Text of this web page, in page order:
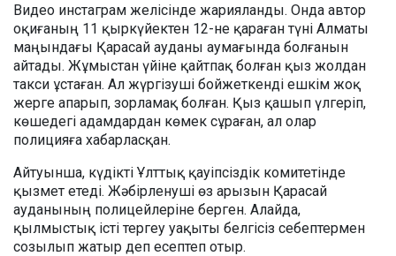
Видео инстаграм желісінде жарияланды. Онда автор
оқиғаның 11 қыркүйектен 12-не қараған түні Алматы
маңындағы Қарасай ауданы аумағында болғанын
айтады. Жұмыстан үйіне қайтпақ болған қыз жолдан
такси ұстаған. Ал жүргізуші бойжеткенді ешкім жоқ
жерге апарып, зорламақ болған. Қыз қашып үлгеріп,
көшедегі адамдардан көмек сұраған, ал олар
полицияға хабарласқан.
Айтуынша, күдікті Ұлттық қауіпсіздік комитетінде
қызмет етеді. Жәбірленуші өз арызын Қарасай
ауданының полицейлеріне берген. Алайда,
қылмыстық істі тергеу уақыты белгісіз себептермен
созылып жатыр деп есептеп отыр.